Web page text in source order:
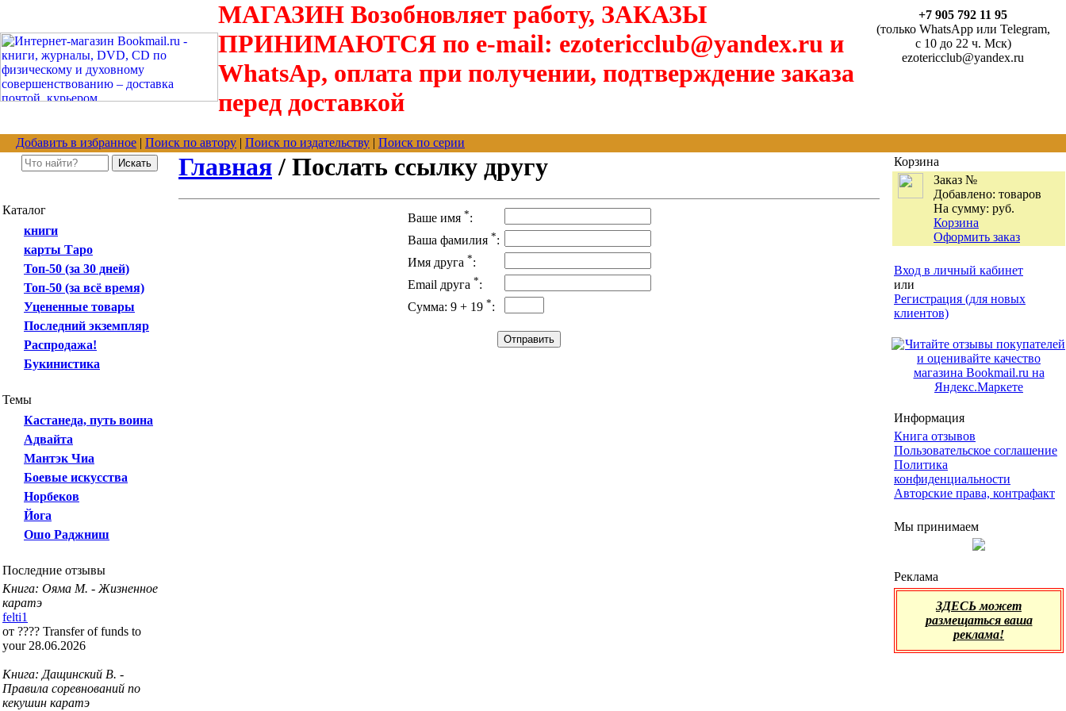
МАГАЗИН Возобновляет работу, ЗАКАЗЫ
ПРИНИМАЮТСЯ по e-mail: ezotericclub@yandex.ru и
WhatsAp, оплата при получении, подтверждение заказа
перед доставкой
+7 905 792 11 95
(только WhatsApp или Telegram,
с 10 до 22 ч. Мск)
ezotericclub@yandex.ru
Добавить в избранное | Поиск по автору | Поиск по издательству | Поиск по серии
Каталог
книги
карты Таро
Топ-50 (за 30 дней)
Топ-50 (за всё время)
Уцененные товары
Последний экземпляр
Распродажа!
Букинистика
Темы
Кастанеда, путь воина
Адвайта
Мантэк Чиа
Боевые искусства
Норбеков
Йога
Ошо Раджниш
Последние отзывы
Книга: Ояма М. - Жизненное
каратэ
felti1
от ???? Transfer of funds to
your 28.06.2026
Книга: Дащинский В. -
Правила соревнований по
кекушин каратэ
Главная / Послать ссылку другу
Ваше имя *:
Ваша фамилия *:
Имя друга *:
Email друга *:
Сумма: 9 + 19 *:
Корзина
Заказ №
Добавлено: товаров
На сумму: руб.
Корзина
Оформить заказ
Вход в личный кабинет
или
Регистрация (для новых
клиентов)
Информация
Книга отзывов
Пользовательское соглашение
Политика
конфиденциальности
Авторские права, контрафакт
Мы принимаем
Реклама
ЗДЕСЬ может
размещаться ваша
реклама!